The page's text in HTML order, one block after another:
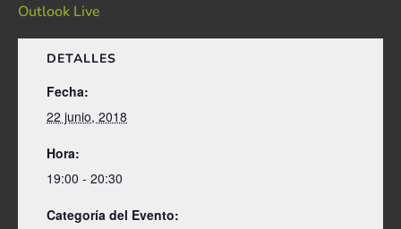
Outlook Live
DETALLES
Fecha:
22 junio, 2018
Hora:
19:00 - 20:30
Categoría del Evento: